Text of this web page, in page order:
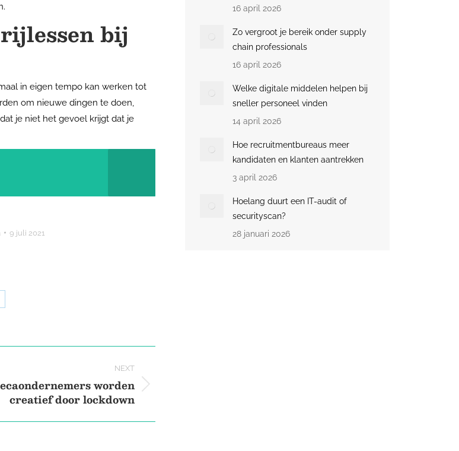
bij
in eigen tempo kan werken tot
om nieuwe dingen te doen,
je niet het gevoel krijgt dat je
9 juli 2021
NEXT
worden
creatief door lockdown
16 april 2026
Zo vergroot je bereik onder supply
chain professionals
16 april 2026
Welke digitale middelen helpen bij
sneller personeel vinden
14 april 2026
Hoe recruitmentbureaus meer
kandidaten en klanten aantrekken
3 april 2026
Hoelang duurt een IT-audit of
securityscan?
28 januari 2026